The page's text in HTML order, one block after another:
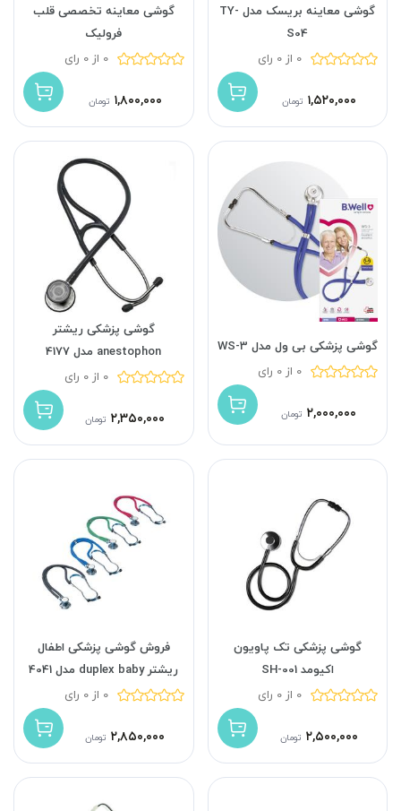
گوشی معاینه بریسک مدل TY-
S04
0 از 0 رای
۱,۵۲۰,۰۰۰ تومان
گوشی معاینه تخصصی قلب
فرولیک
0 از 0 رای
۱,۸۰۰,۰۰۰ تومان
گوشی پزشکی بی ول مدل WS-3
0 از 0 رای
۲,۰۰۰,۰۰۰ تومان
گوشی پزشکی ریشتر
anestophon مدل 4177
0 از 0 رای
۲,۳۵۰,۰۰۰ تومان
گوشی پزشکی تک پاویون
اکیومد SH-001
0 از 0 رای
۲,۵۰۰,۰۰۰ تومان
فروش گوشی پزشکی اطفال
ریشتر duplex baby مدل 4041
0 از 0 رای
۲,۸۵۰,۰۰۰ تومان